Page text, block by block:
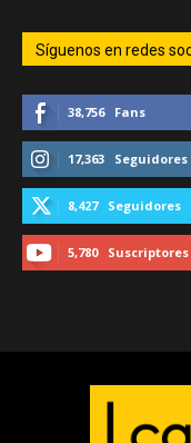
Síguenos en redes
38,756 Fans
17,363 Seguidores
8,427 Seguidores
5,780 Suscriptores